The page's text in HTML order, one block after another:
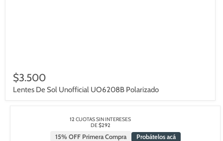
$3.500
Lentes De Sol Unofficial UO6208B Polarizado
12 CUOTAS SIN INTERESES
DE$292
15% OFF Primera Compra Probátelos acá